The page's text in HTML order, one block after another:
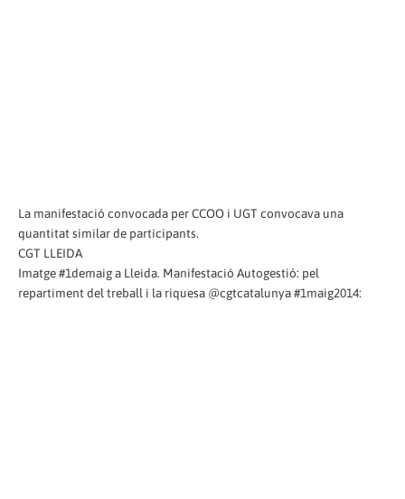
La manifestació convocada per CCOO i UGT convocava una
quantitat similar de participants.
CGT LLEIDA
Imatge #1demaig a Lleida. Manifestació Autogestió: pel
repartiment del treball i la riquesa @cgtcatalunya #1maig2014: